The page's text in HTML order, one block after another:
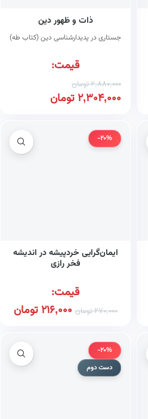
ذات و ظهور دین
جستاری در پدیدارشناسی دین (کتاب طه)
قیمت:
2,880,000تومان
2,304,000تومان
-20%
ایمان‌گرایی خردپیشه در اندیشه
فخر رازی
قیمت:
270,000تومان 216,000تومان
-20%
دست دوم